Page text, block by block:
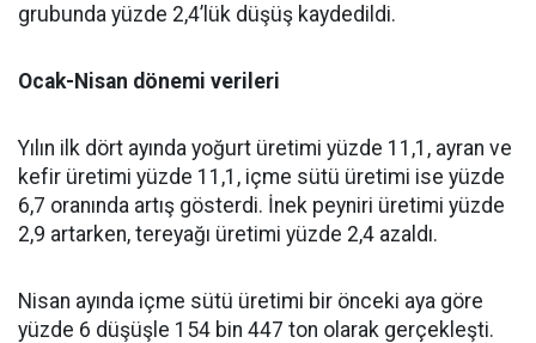
grubunda yüzde 2,4’lük düşüş kaydedildi.
Ocak-Nisan dönemi verileri
Yılın ilk dört ayında yoğurt üretimi yüzde 11,1, ayran ve
kefir üretimi yüzde 11,1, içme sütü üretimi ise yüzde
6,7 oranında artış gösterdi. İnek peyniri üretimi yüzde
2,9 artarken, tereyağı üretimi yüzde 2,4 azaldı.
Nisan ayında içme sütü üretimi bir önceki aya göre
yüzde 6 düşüşle 154 bin 447 ton olarak gerçekleşti.